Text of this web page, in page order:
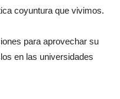
coyuntura que vivimos.
para aprovechar su
en las universidades